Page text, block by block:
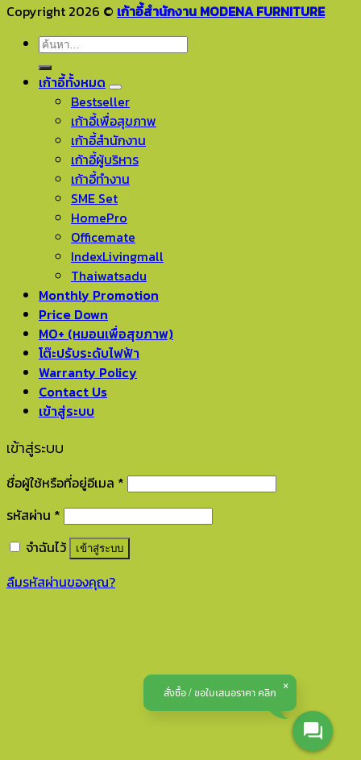
Copyright 2026 © เก้าอี้สำนักงาน MODENA FURNITURE
ค้นหา:
เก้าอี้ทั้งหมด
Bestseller
เก้าอี้เพื่อสุขภาพ
เก้าอี้สำนักงาน
เก้าอี้ผู้บริหาร
เก้าอี้ทำงาน
SME Set
HomePro
Officemate
IndexLivingmall
Thaiwatsadu
Monthly Promotion
Price Down
MO+ (หมอนเพื่อสุขภาพ)
โต๊ะปรับระดับไฟฟ้า
Warranty Policy
Contact Us
เข้าสู่ระบบ
เข้าสู่ระบบ
ชื่อผู้ใช้หรือที่อยู่อีเมล *
รหัสผ่าน *
จำฉันไว้
เข้าสู่ระบบ
ลืมรหัสผ่านของคุณ?
สั่งซื้อ / ขอใบเสนอราคา คลิก